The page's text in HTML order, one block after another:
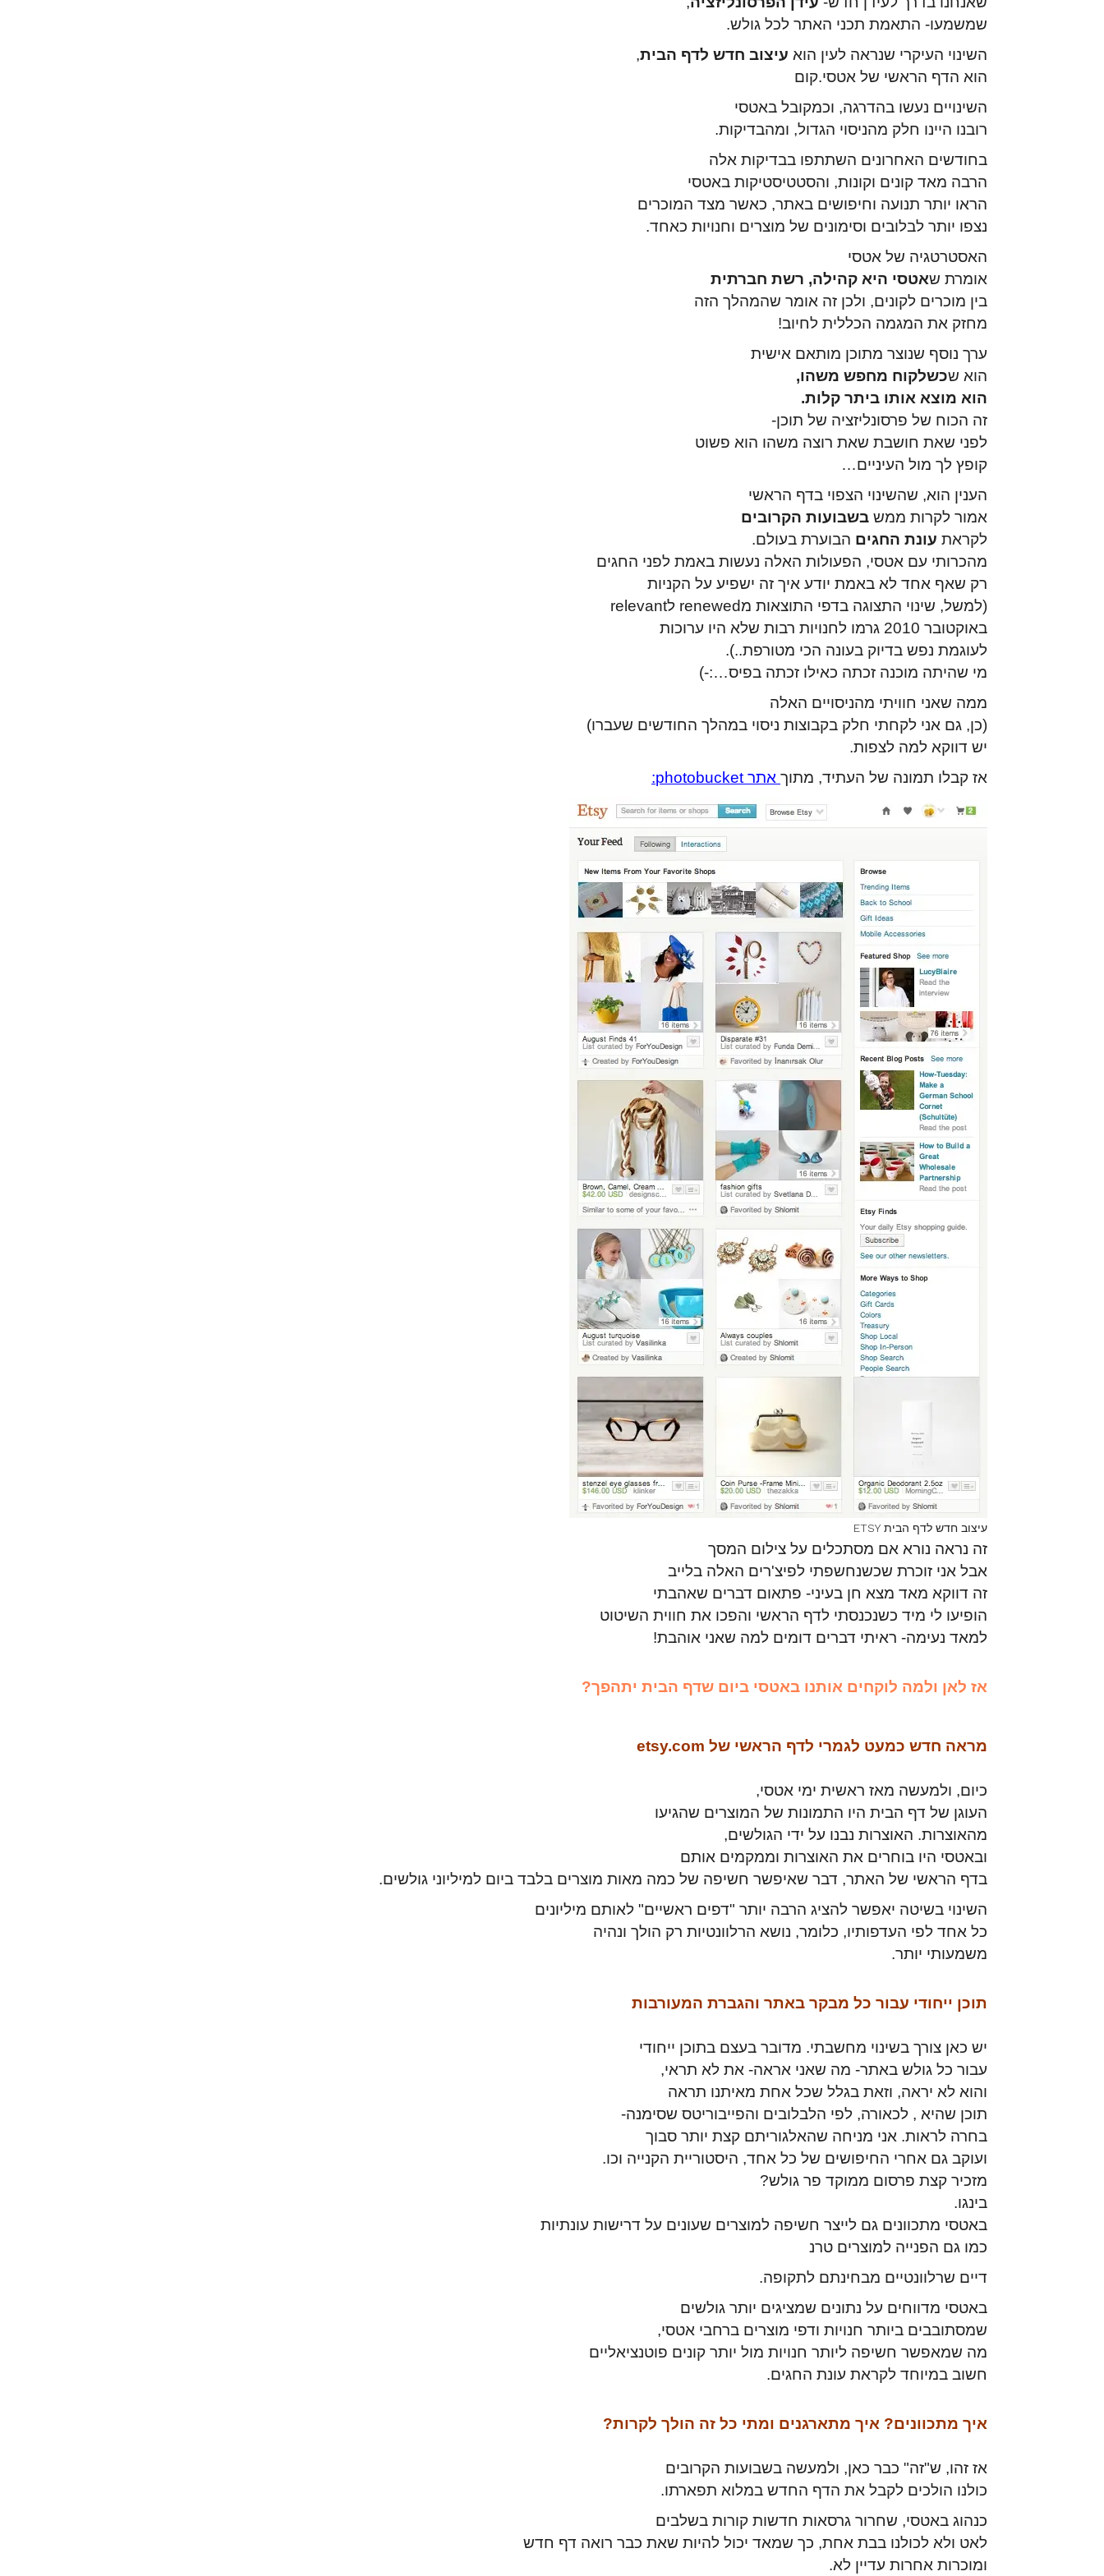
שמשמעו- התאמת תכני האתר לכל גולש.
השינוי העיקרי שנראה לעין הוא עיצוב חדש לדף הבית,
הוא הדף הראשי של אטסי.קום
השינויים נעשו בהדרגה, וכמקובל באטסי
רובנו היינו חלק מהניסוי הגדול, ומהבדיקות.
בחודשים האחרונים השתתפו בבדיקות אלה
הרבה מאד קונים וקונות, והסטטיסטיקות באטסי
הראו יותר תנועה וחיפושים באתר, כאשר מצד המוכרים
נצפו יותר לבלובים וסימונים של מוצרים וחנויות כאחד.
האסטרטגיה של אטסי
אומרת שאטסי היא קהילה, רשת חברתית
בין מוכרים לקונים, ולכן זה אומר שהמהלך הזה
מחזק את המגמה הכללית לחיוב!
ערך נוסף שנוצר מתוכן מותאם אישית
הוא שכשלקוח מחפש משהו,
הוא מוצא אותו ביתר קלות.
זה הכוח של פרסונליזציה של תוכן-
לפני שאת חושבת שאת רוצה משהו הוא פשוט
קופץ לך מול העיניים…
הענין הוא, שהשינוי הצפוי בדף הראשי
אמור לקרות ממש בשבועות הקרובים
לקראת עונת החגים הבוערת בעולם.
מהכרותי עם אטסי, הפעולות האלה נעשות באמת לפני החגים
רק שאף אחד לא באמת יודע איך זה ישפיע על הקניות
(למשל, שינוי התצוגה בדפי התוצאות מrenewed לrelevant
באוקטובר 2010 גרמו לחנויות רבות שלא היו ערוכות
לעוגמת נפש בדיוק בעונה הכי מטורפת..).
מי שהיתה מוכנה זכתה כאילו זכתה בפיס…:-)
ממה שאני חוויתי מהניסויים האלה
(כן, גם אני לקחתי חלק בקבוצות ניסוי במהלך החודשים שעברו)
יש דווקא למה לצפות.
אז קבלו תמונה של העתיד, מתוך אתר photobucket:
עיצוב חדש לדף הבית ETSY
זה נראה נורא אם מסתכלים על צילום המסך
אבל אני זוכרת שכשנחשפתי לפיצ'רים האלה בלייב
זה דווקא מאד מצא חן בעיני- פתאום דברים שאהבתי
הופיעו לי מיד כשנכנסתי לדף הראשי והפכו את חווית השיטוט
למאד נעימה- ראיתי דברים דומים למה שאני אוהבת!
אז לאן ולמה לוקחים אותנו באטסי ביום שדף הבית יתהפך?
מראה חדש כמעט לגמרי לדף הראשי של etsy.com
כיום, ולמעשה מאז ראשית ימי אטסי,
העוגן של דף הבית היו התמונות של המוצרים שהגיעו
מהאוצרות. האוצרות נבנו על ידי הגולשים,
ובאטסי היו בוחרים את האוצרות וממקמים אותם
בדף הראשי של האתר, דבר שאיפשר חשיפה של כמה מאות מוצרים בלבד ביום למיליוני גולשים.
השינוי בשיטה יאפשר להציג הרבה יותר "דפים ראשיים" לאותם מיליונים
כל אחד לפי העדפותיו, כלומר, נושא הרלוונטיות רק הולך ונהיה
משמעותי יותר.
תוכן ייחודי עבור כל מבקר באתר והגברת המעורבות
יש כאן צורך בשינוי מחשבתי. מדובר בעצם בתוכן ייחודי
עבור כל גולש באתר- מה שאני אראה- את לא תראי,
והוא לא יראה, וזאת בגלל שכל אחת מאיתנו תראה
תוכן שהיא , לכאורה, לפי הלבלובים והפייבוריטס שסימנה-
בחרה לראות. אני מניחה שהאלגוריתם קצת יותר סבוך
ועוקב גם אחרי החיפושים של כל אחד, היסטוריית הקנייה וכו.
מזכיר קצת פרסום ממוקד פר גולש?
בינגו.
באטסי מתכוונים גם לייצר חשיפה למוצרים שעונים על דרישות עונתיות
כמו גם הפנייה למוצרים טרנ
דיים שרלוונטיים מבחינתם לתקופה.
באטסי מדווחים על נתונים שמציגים יותר גולשים
שמסתובבים ביותר חנויות ודפי מוצרים ברחבי אטסי,
מה שמאפשר חשיפה ליותר חנויות מול יותר קונים פוטנציאליים
חשוב במיוחד לקראת עונת החגים.
איך מתכוונים? איך מתארגנים ומתי כל זה הולך לקרות?
אז זהו, ש"זה" כבר כאן, ולמעשה בשבועות הקרובים
כולנו הולכים לקבל את הדף החדש במלוא תפארתו.
כנהוג באטסי, שחרור גרסאות חדשות קורות בשלבים
לאט ולא לכולנו בבת אחת, כך שמאד יכול להיות שאת כבר רואה דף חדש
ומוכרות אחרות עדיין לא.